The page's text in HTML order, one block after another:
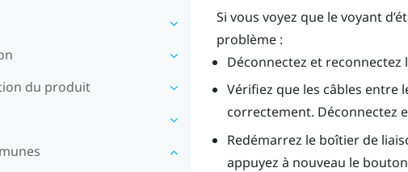
du produit
Si vous voyez que le voyant
problème :
Déconnectez et reconnectez
Vérifiez que les câbles
correctement. Déconnectez
Redémarrez le boîtier de
appuyez à nouveau le